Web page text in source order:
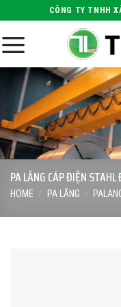
to
content
CÔNG TY TNHH
PA LĂNG CÁP ĐIỆN
HOME / PA LĂNG /